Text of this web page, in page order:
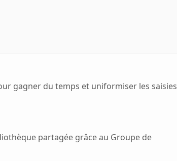
gagner du temps et uniformiser les saisies
partagée grâce au Groupe de